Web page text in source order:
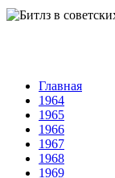
Главная
1964
1965
1966
1967
1968
1969